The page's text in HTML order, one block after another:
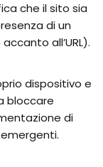
che il sito sia
di un
all’URL).
dispositivo e
bloccare
di